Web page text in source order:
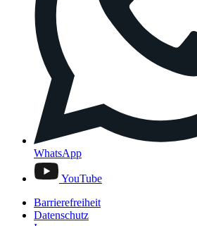
WhatsApp
YouTube
Barrierefreiheit
Datenschutz